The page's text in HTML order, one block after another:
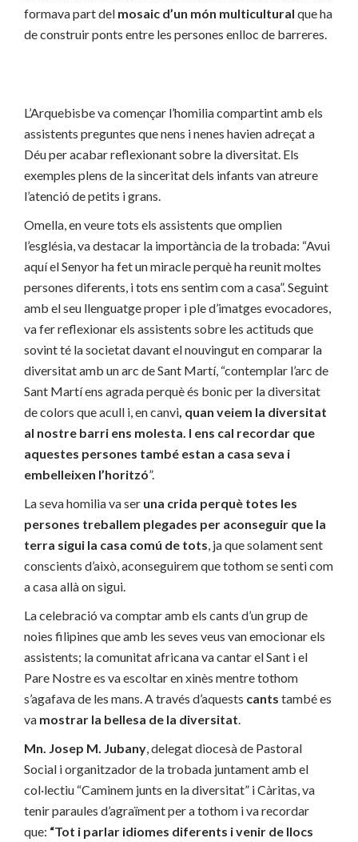
formava part del mosaic d’un món multicultural que ha
de construir ponts entre les persones enlloc de barreres.
L’Arquebisbe va començar l’homilia compartint amb els
assistents preguntes que nens i nenes havien adreçat a
Déu per acabar reflexionant sobre la diversitat. Els
exemples plens de la sinceritat dels infants van atreure
l’atenció de petits i grans.
Omella, en veure tots els assistents que omplien
l’església, va destacar la importància de la trobada: “Avui
aquí el Senyor ha fet un miracle perquè ha reunit moltes
persones diferents, i tots ens sentim com a casa”. Seguint
amb el seu llenguatge proper i ple d’imatges evocadores,
va fer reflexionar els assistents sobre les actituds que
sovint té la societat davant el nouvingut en comparar la
diversitat amb un arc de Sant Martí, “contemplar l’arc de
Sant Martí ens agrada perquè és bonic per la diversitat
de colors que acull i, en canvi, quan veiem la diversitat
al nostre barri ens molesta. I ens cal recordar que
aquestes persones també estan a casa seva i
embelleixen l’horitzó”.
La seva homilia va ser una crida perquè totes les
persones treballem plegades per aconseguir que la
terra sigui la casa comú de tots, ja que solament sent
conscients d’això, aconseguirem que tothom se senti com
a casa allà on sigui.
La celebració va comptar amb els cants d’un grup de
noies filipines que amb les seves veus van emocionar els
assistents; la comunitat africana va cantar el Sant i el
Pare Nostre es va escoltar en xinès mentre tothom
s’agafava de les mans. A través d’aquests cants també es
va mostrar la bellesa de la diversitat.
Mn. Josep M. Jubany, delegat diocesà de Pastoral
Social i organitzador de la trobada juntament amb el
col·lectiu “Caminem junts en la diversitat” i Càritas, va
tenir paraules d’agraïment per a tothom i va recordar
que: “Tot i parlar idiomes diferents i venir de llocs